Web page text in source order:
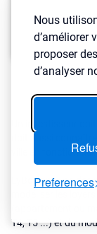
Nous
d’améliorer
proposer
d’analyser
Preferences
Un investisseur
doit aussi
ville en fonction de
LyBox analyse
T4, T5 ...) et du